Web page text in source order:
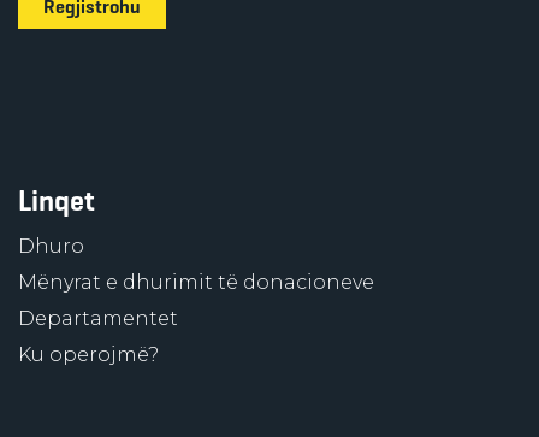
Regjistrohu
Linqet
Dhuro
Mënyrat e dhurimit të donacioneve
Departamentet
Ku operojmë?